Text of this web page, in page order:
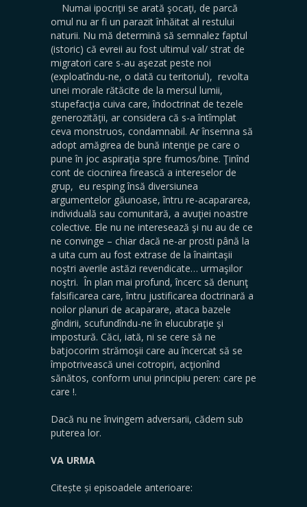
Numai ipocriţii se arată şocaţi, de parcă
omul nu ar fi un parazit înhăitat al restului
naturii. Nu mă determină să semnalez faptul
(istoric) că evreii au fost ultimul val/ strat de
migratori care s-au aşezat peste noi
(exploatîndu-ne, o dată cu teritoriul), revolta
unei morale rătăcite de la mersul lumii,
stupefacţia cuiva care, îndoctrinat de tezele
generozităţii, ar considera că s-a întîmplat
ceva monstruos, condamnabil. Ar însemna să
adopt amăgirea de bună intenţie pe care o
pune în joc aspiraţia spre frumos/bine. Ţinînd
cont de ciocnirea firească a intereselor de
grup, eu resping însă diversiunea
argumentelor găunoase, întru re-acapararea,
individuală sau comunitară, a avuţiei noastre
colective. Ele nu ne interesează şi nu au de ce
ne convinge – chiar dacă ne-ar prosti până la
a uita cum au fost extrase de la înaintaşii
noştri averile astăzi revendicate… urmaşilor
noştri. În plan mai profund, încerc să denunţ
falsificarea care, întru justificarea doctrinară a
noilor planuri de acaparare, ataca bazele
gîndirii, scufundîndu-ne în elucubraţie şi
impostură. Căci, iată, ni se cere să ne
batjocorim strămoşii care au încercat să se
împotrivească unei cotropiri, acţionînd
sănătos, conform unui principiu peren: care pe
care !.
Dacă nu ne învingem adversarii, cădem sub
puterea lor.
VA URMA
Citește și episoadele anterioare: